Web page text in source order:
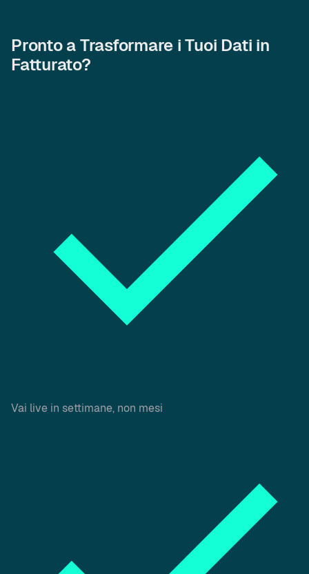
Pronto a Trasformare i Tuoi Dati in
Fatturato?
Vai live in settimane, non mesi